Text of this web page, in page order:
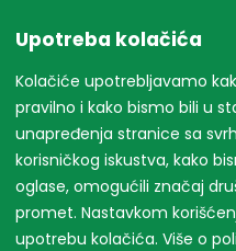
Upotreba kolačića
Kolačiće upotrebljavamo
pravilno i kako bismo bili u
unapređenja stranice sa
korisničkog iskustva, kako
oglase, omogućili značaj
promet. Nastavkom
upotrebu kolačića. Više o